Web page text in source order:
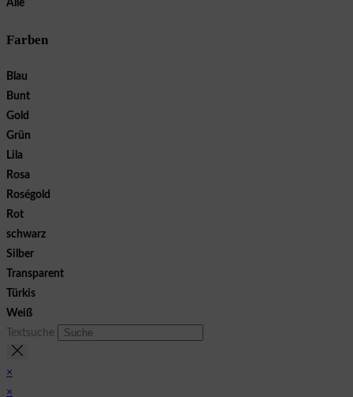
Alle
Farben
Blau
Bunt
Gold
Grün
Lila
Rosa
Roségold
Rot
schwarz
Silber
Transparent
Türkis
Weiß
Textsuche
×
×